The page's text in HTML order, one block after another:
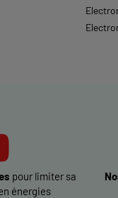
pour limiter sa
énergies